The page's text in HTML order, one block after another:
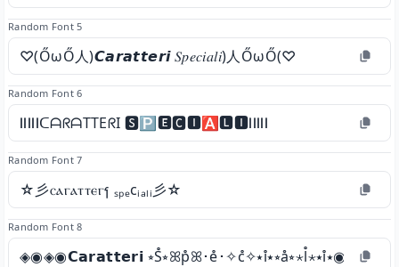
Random Font 5
♡(ŐωŐ人)𝘾𝙖𝙧𝙖𝙩𝙩𝙚𝙧𝙞 𝑆𝑝𝑒𝑐𝑖𝑎𝑙𝑖)人ŐωŐ(♡
Random Font 6
ⅼⅼⅼⅼⅼᑕᗩᖇᗩTTEᖇI 🆂🅿🅴🅲🅸🅰🅻🅸ⅼⅼⅼⅼⅼ
Random Font 7
☆彡ⲥⲁⲅⲁⲧⲧⲉⲅⳕ ₛₚₑcᵢₐₗᵢ彡☆
Random Font 8
◈◉◈◉𝗖𝗮𝗿𝗮𝘁𝘁𝗲𝗿𝗶 ⭒S̊⭒ꕤp̊ꕤ･e̊･✧c̊✧⭑i̊⭑⭒å⭒⋆l̊⋆⭑i̊⭑◉◈◉◈